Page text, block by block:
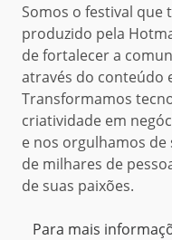
Somos o festival
produzido pela
de fortalecer a
através do conteúdo
Transformamos
criatividade em
e nos orgulhamos de
de milhares de
de suas paixões.
Para mais